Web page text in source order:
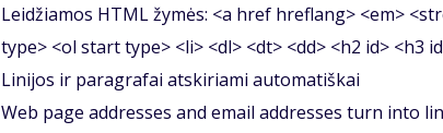
Leidžiamos HTML žymės: <a href hreflang> <em>
type> <ol start type> <li> <dl> <dt> <dd> <h2 id> <h3
Linijos ir paragrafai atskiriami automatiškai
Web page addresses and email addresses turn into